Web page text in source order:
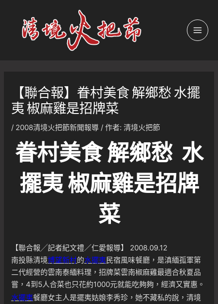
【聯合報】眷村美食 解鄉愁 水擺
夷 椒麻雞是招牌菜
/ 2008清境火把節新聞報導 / 作者:清境火把節
眷村美食 解鄉愁 水
擺夷 椒麻雞是招牌
菜
【聯合報╱記者紀文禮／仁愛報導】 2008.09.12
南投縣清境博望新村的水擺夷 民宿風味餐廳，是滇緬孤軍第
二代經營的雲南泰緬料理，招牌菜雲南椒麻雞最適合秋夏品
嘗，4到5人合菜也只花約1000元就能吃夠夠，經濟又實惠。
水擺夷餐廳女主人是擺夷姑娘李秀珍，她不藏私的說，清境